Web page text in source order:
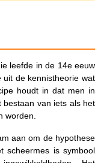
leefde in de 14e eeuw
uit de kennistheorie wat
houdt in dat men in
van iets als het
worden.
aan om de hypothese
scheermes is symbool